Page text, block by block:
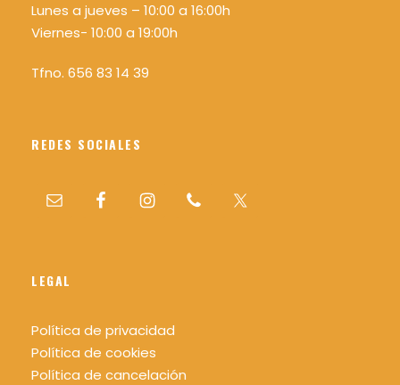
Lunes a jueves – 10:00 a 16:00h
Viernes- 10:00 a 19:00h
Tfno. 656 83 14 39
REDES SOCIALES
LEGAL
Política de privacidad
Política de cookies
Política de cancelación